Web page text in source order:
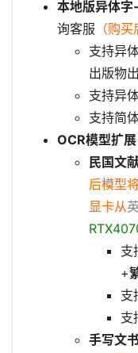
本地版异体
询客服 （购
支持异
出版物
支持异
支持简
OCR模型扩展
民国文
后模型
显卡从
支
+
支
支
手写文